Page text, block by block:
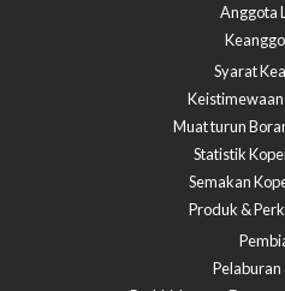
Anggota
Syarat
Muat turun
Statistik
Semakan
Produk &